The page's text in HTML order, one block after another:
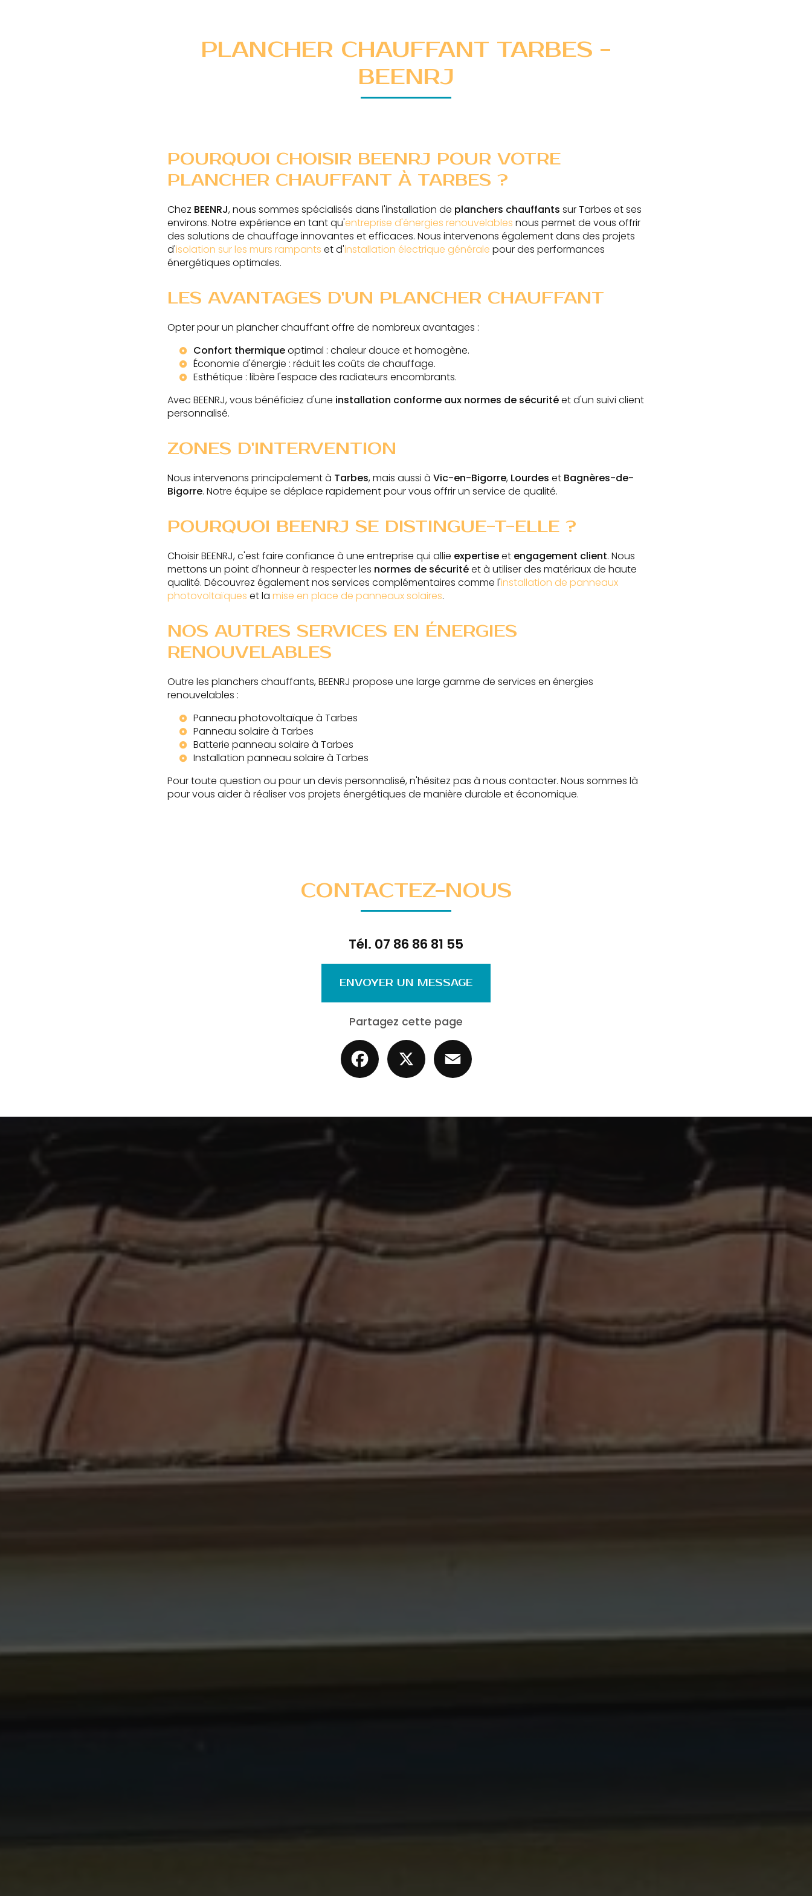
PLANCHER CHAUFFANT TARBES -
BEENRJ
POURQUOI CHOISIR BEENRJ POUR VOTRE
PLANCHER CHAUFFANT À TARBES ?
Chez BEENRJ, nous sommes spécialisés dans l'installation de planchers chauffants sur Tarbes et ses
environs. Notre expérience en tant qu'entreprise d'énergies renouvelables nous permet de vous offrir
des solutions de chauffage innovantes et efficaces. Nous intervenons également dans des projets
d'isolation sur les murs rampants et d'installation électrique générale pour des performances
énergétiques optimales.
LES AVANTAGES D'UN PLANCHER CHAUFFANT
Opter pour un plancher chauffant offre de nombreux avantages :
Confort thermiqueoptimal : chaleur douce et homogène.
Économie d'énergie : réduit les coûts de chauffage.
Esthétique : libère l'espace des radiateurs encombrants.
Avec BEENRJ, vous bénéficiez d'une installation conforme aux normes de sécuritéet d'un suivi client
personnalisé.
ZONES D'INTERVENTION
Nous intervenons principalement à Tarbes, mais aussi à Vic-en-Bigorre, Lourdes et Bagnères-de-
Bigorre. Notre équipe se déplace rapidement pour vous offrir un service de qualité.
POURQUOI BEENRJ SE DISTINGUE-T-ELLE ?
Choisir BEENRJ, c'est faire confiance à une entreprise qui allie expertiseet engagement client. Nous
mettons un point d'honneur à respecter les normes de sécuritéet à utiliser des matériaux de haute
qualité. Découvrez également nos services complémentaires comme l'installation de panneaux
photovoltaïques et la mise en place de panneaux solaires.
NOS AUTRES SERVICES EN ÉNERGIES
RENOUVELABLES
Outre les planchers chauffants, BEENRJ propose une large gamme de services en énergies
renouvelables :
Panneau photovoltaïque à Tarbes
Panneau solaire à Tarbes
Batterie panneau solaire à Tarbes
Installation panneau solaire à Tarbes
Pour toute question ou pour un devis personnalisé, n'hésitez pas à nous contacter. Nous sommes là
pour vous aider à réaliser vos projets énergétiques de manière durable et économique.
CONTACTEZ-NOUS
Tél. 07 86 86 81 55
ENVOYER UN MESSAGE
Partagez cette page
Facebook